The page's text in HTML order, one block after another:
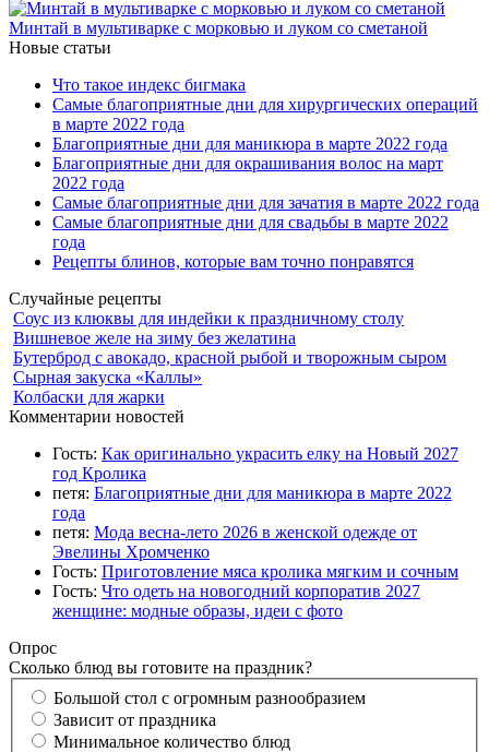
Минтай в мультиварке с морковью и луком со сметаной
Новые статьи
Что такое индекс бигмака
Самые благоприятные дни для хирургических операций
в марте 2022 года
Благоприятные дни для маникюра в марте 2022 года
Благоприятные дни для окрашивания волос на март
2022 года
Самые благоприятные дни для зачатия в марте 2022 года
Самые благоприятные дни для свадьбы в марте 2022
года
Рецепты блинов, которые вам точно понравятся
Случайные рецепты
Соус из клюквы для индейки к праздничному столу
Вишневое желе на зиму без желатина
Бутерброд с авокадо, красной рыбой и творожным сыром
Сырная закуска «Каллы»
Колбаски для жарки
Комментарии новостей
Гость: Как оригинально украсить елку на Новый 2027
год Кролика
петя: Благоприятные дни для маникюра в марте 2022
года
петя: Мода весна-лето 2026 в женской одежде от
Эвелины Хромченко
Гость: Приготовление мяса кролика мягким и сочным
Гость: Что одеть на новогодний корпоратив 2027
женщине: модные образы, идеи с фото
Опрос
Сколько блюд вы готовите на праздник?
Большой стол с огромным разнообразием
Зависит от праздника
Минимальное количество блюд